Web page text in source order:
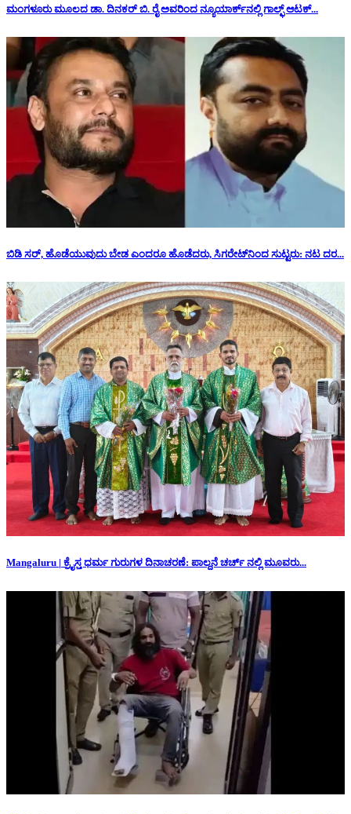
ಮಂಗಳೂರು ಮೂಲದ ಡಾ. ದಿನಕರ್ ಬಿ. ರೈ ಅವರಿಂದ ನ್ಯೂಯಾರ್ಕ್‌ನಲ್ಲಿ ಗಾಲ್ಫ್ ಆಟಕ್...
ಬಿಡಿ ಸರ್, ಹೊಡೆಯುವುದು ಬೇಡ ಎಂದರೂ ಹೊಡೆದರು, ಸಿಗರೇಟ್‌ನಿಂದ ಸುಟ್ಟರು: ನಟ ದರ...
Mangaluru | ಕ್ರೈಸ್ತ ಧರ್ಮ ಗುರುಗಳ ದಿನಾಚರಣೆ: ಪಾಲ್ದನೆ ಚರ್ಚ್ ನಲ್ಲಿ ಮೂವರು...